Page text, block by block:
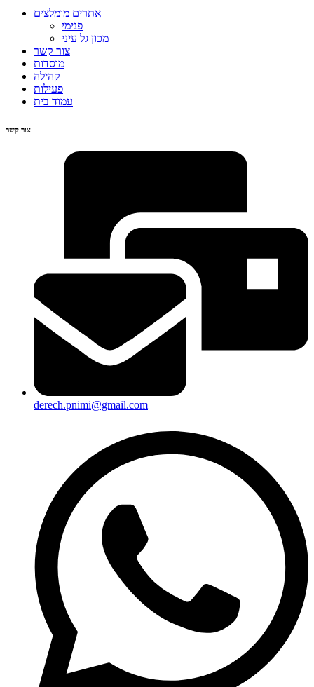
אתרים מומלצים
פנימי
מכון גל עיני
צור קשר
מוסדות
קהילה
פעילות
עמוד בית
צור קשר
derech.pnimi@gmail.com